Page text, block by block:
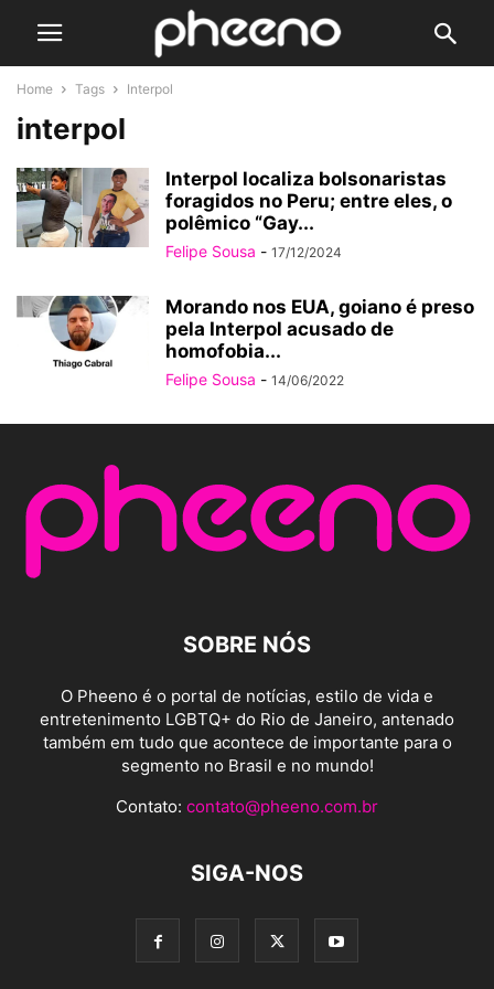
Home Tags Interpol
interpol
Interpol localiza bolsonaristas
foragidos no Peru; entre eles, o
polêmico “Gay...
Felipe Sousa - 17/12/2024
Morando nos EUA, goiano é preso
pela Interpol acusado de
homofobia...
Felipe Sousa - 14/06/2022
SOBRE NÓS
O Pheeno é o portal de notícias, estilo de vida e
entretenimento LGBTQ+ do Rio de Janeiro, antenado
também em tudo que acontece de importante para o
segmento no Brasil e no mundo!
Contato: contato@pheeno.com.br
SIGA-NOS